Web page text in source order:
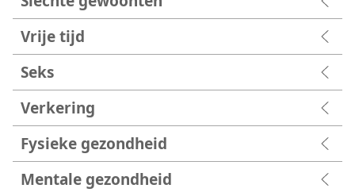
Vrije tijd
Seks
Verkering
Fysieke gezondheid
Mentale gezondheid